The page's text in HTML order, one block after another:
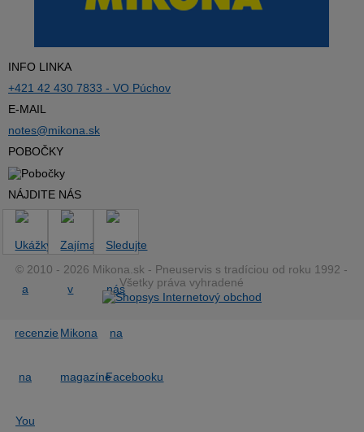
INFO LINKA
+421 42 430 7833 - VO Púchov
E-MAIL
notes@mikona.sk
POBOČKY
NÁJDITE NÁS
© 2010 - 2026 Mikona.sk - Pneuservis s tradíciou od roku 1992 -
Všetky práva vyhradené